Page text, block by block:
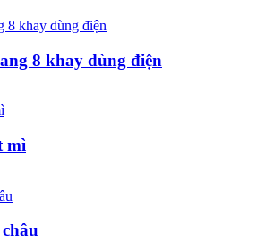
8 khay dùng điện
mì